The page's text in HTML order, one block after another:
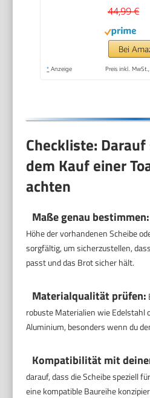
perfekt
44,99 €
Bei
* Anzeige Preis inkl.
Checkliste:
dem Kauf einer
achten
Maße genau bestimmen:
Höhe der vorhandenen Scheibe
sorgfältig, um sicherzustellen,
passt und das Brot sicher hält.
Materialqualität prüfen:
robuste Materialien wie Edelstahl
Aluminium, besonders wenn du
Kompatibilität mit
darauf, dass die Scheibe speziell
eine kompatible Baureihe